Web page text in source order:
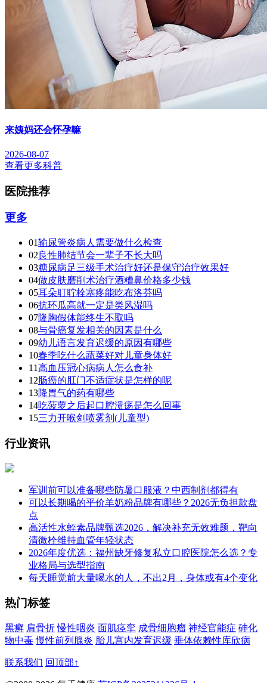
来姨妈还会怀孕嘛
2026-08-07
查看更多科普
医院推荐
更多
01输尿管炎病人需要做什么检查
02良性肺结节会一辈子不长大吗
03糖尿病足三级手术治疗好还是保守治疗效果好
04做皮肤磨削术治疗酒糟鼻价格多少钱
05耳朵耵聍栓塞疼能吃布洛芬吗
06抗环瓜高就一定是类风湿吗
07隆胸假体能终生不取吗
08与骨癌复发相关的因素是什么
09幼儿语言发育迟缓的原因有哪些
10春季吃什么蔬菜好对儿童身体好
11高血压冠心病病人怎么食补
12肠癌的肛门不适症状是怎样的呢
13降胃气的药有哪些
14吃菠萝之后起口腔溃疡是怎么回事
15三力开喉剑喷雾剂(儿童型)
行业资讯
军训前可以准备哪些防暑口服液？中西制剂都得有
可以长期喝的平价羊奶粉品牌有哪些？2026无负担款盘
点
高活性水蛭素品牌甄选2026，解决补充无效难题，靶向
清微栓维持血管年轻状态
2026年度优选：福州缺牙修复私立口腔医院怎么选？专
业格局与选型指南
每天睡觉前大量喝水的人，不出2月，身体或有4个变化
热门标签
黑癣 肩骨折 慢性咽炎 面肌痉挛 成骨细胞瘤 神经官能症 砷化
物中毒 慢性前列腺炎 胎儿宫内发育迟缓 垂体依赖性库欣病
联系我们 回顶部↑